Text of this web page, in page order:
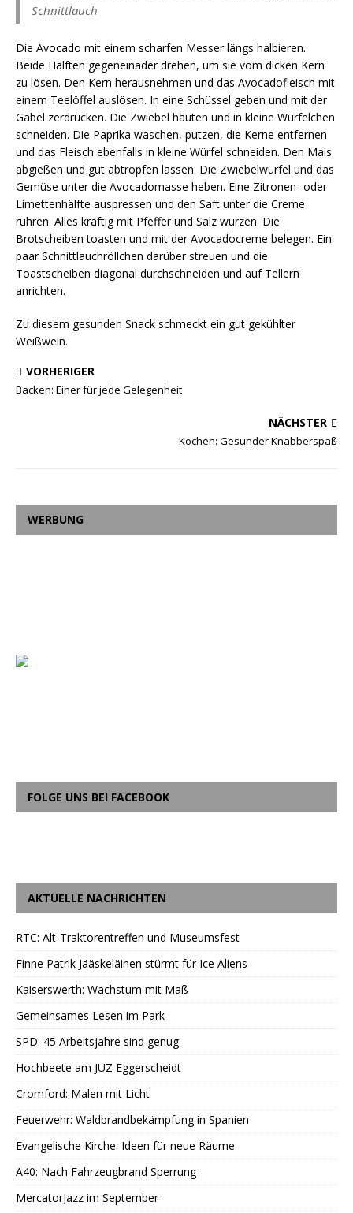
Schnittlauch
Die Avocado mit einem scharfen Messer längs halbieren.
Beide Hälften gegeneinader drehen, um sie vom dicken Kern
zu lösen. Den Kern herausnehmen und das Avocadofleisch mit
einem Teelöffel auslösen. In eine Schüssel geben und mit der
Gabel zerdrücken. Die Zwiebel häuten und in kleine Würfelchen
schneiden. Die Paprika waschen, putzen, die Kerne entfernen
und das Fleisch ebenfalls in kleine Würfel schneiden. Den Mais
abgießen und gut abtropfen lassen. Die Zwiebelwürfel und das
Gemüse unter die Avocadomasse heben. Eine Zitronen- oder
Limettenhälfte auspressen und den Saft unter die Creme
rühren. Alles kräftig mit Pfeffer und Salz würzen. Die
Brotscheiben toasten und mit der Avocadocreme belegen. Ein
paar Schnittlauchröllchen darüber streuen und die
Toastscheiben diagonal durchschneiden und auf Tellern
anrichten.
Zu diesem gesunden Snack schmeckt ein gut gekühlter
Weißwein.
VORHERIGER
Backen: Einer für jede Gelegenheit
NÄCHSTER
Kochen: Gesunder Knabberspaß
WERBUNG
FOLGE UNS BEI FACEBOOK
AKTUELLE NACHRICHTEN
RTC: Alt-Traktorentreffen und Museumsfest
Finne Patrik Jääskeläinen stürmt für Ice Aliens
Kaiserswerth: Wachstum mit Maß
Gemeinsames Lesen im Park
SPD: 45 Arbeitsjahre sind genug
Hochbeete am JUZ Eggerscheidt
Cromford: Malen mit Licht
Feuerwehr: Waldbrandbekämpfung in Spanien
Evangelische Kirche: Ideen für neue Räume
A40: Nach Fahrzeugbrand Sperrung
MercatorJazz im September